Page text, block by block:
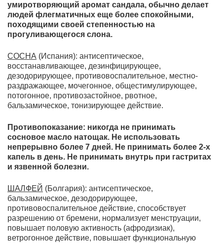
умиротворяющий аромат сандала, обычно делает
людей флегматичных еще более спокойными,
походящими своей степенностью на
прогуливающегося слона.
СОСНА (Испания): антисептическое,
восстанавливающее, дезинфицирующее,
дезодорирующее, противовоспалительное, местно-
раздражающее, мочегонное, общестимулирующее,
потогонное, противозастойное, рвотное,
бальзамическое, тонизирующее действие.
Противопоказание: никогда не принимать
сосновое масло натощак. Не использовать
непрерывно более 7 дней. Не принимать более 2-х
капель в день. Не принимать внутрь при гастритах
и язвенной болезни.
ШАЛФЕЙ (Болгария): антисептическое,
бальзамическое, дезодорирующее,
противовоспалительное действие, способствует
разрешению от бремени, нормализует менструации,
повышает половую активность (афродизиак),
ветрогонное действие, повышает функциональную